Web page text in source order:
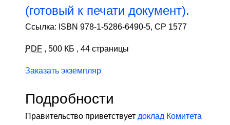
(готовый к печати документ).
Ссылка: ISBN 978-1-5286-6490-5, CP 1577
PDF , 500 КБ , 44 страницы
Заказать экземпляр
Подробности
Правительство приветствует доклад Комитета